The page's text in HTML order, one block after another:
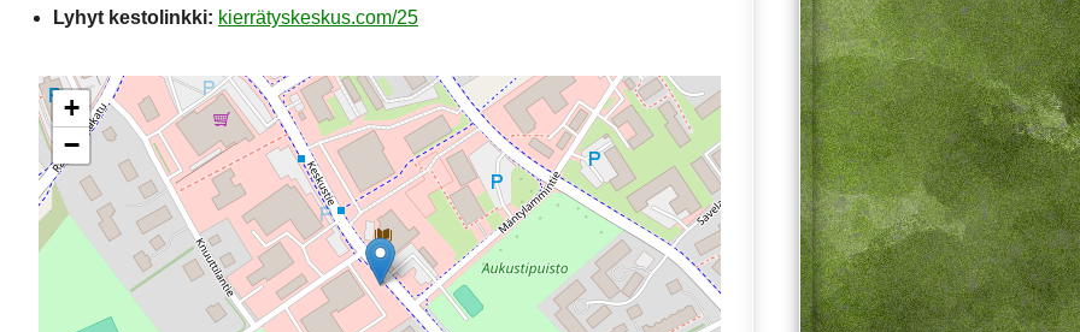
Lyhyt kestolinkki: kierrätyskeskus.com/25
+
−